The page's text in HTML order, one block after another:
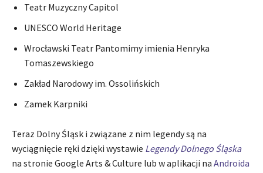
Teatr Muzyczny Capitol
UNESCO World Heritage
Wrocławski Teatr Pantomimy imienia Henryka
Tomaszewskiego
Zakład Narodowy im. Ossolińskich
Zamek Karpniki
Teraz Dolny Śląsk i związane z nim legendy są na
wyciągnięcie ręki dzięki wystawie Legendy Dolnego Śląska
na stronie Google Arts & Culture lub w aplikacji na Androida